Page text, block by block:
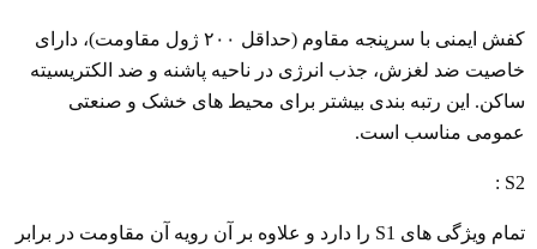
کفش ایمنی با سرپنجه مقاوم (حداقل ۲۰۰ ژول مقاومت)، دارای
خاصیت ضد لغزش، جذب انرژی در ناحیه پاشنه و ضد الکتریسیته
ساکن. این رتبه بندی بیشتر برای محیط های خشک و صنعتی
عمومی مناسب است.
S2 :
تمام ویژگی های S1 را دارد و علاوه بر آن رویه آن مقاومت در برابر